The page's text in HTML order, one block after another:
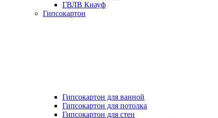
ГВЛВ Кнауф
Гипсокартон
Гипсокартон для ванной
Гипсокартон для потолка
Гипсокартон для стен